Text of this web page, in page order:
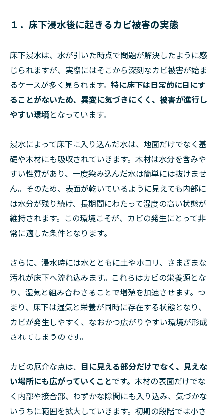
１．床下浸水後に起きるカビ被害の実態
床下浸水は、水が引いた時点で問題が解決したように感
じられますが、実際にはそこから深刻なカビ被害が始ま
るケースが多く見られます。 特に床下は日常的に目にす
ることがないため、異変に気づきにくく、被害が進行し
やすい環境となっています。
浸水によって床下に入り込んだ水は、地面だけでなく基
礎や木材にも吸収されていきます。木材は水分を含みや
すい性質があり、一度染み込んだ水は簡単には抜けませ
ん。そのため、表面が乾いているように見えても内部に
は水分が残り続け、長期間にわたって湿度の高い状態が
維持されます。この環境こそが、カビの発生にとって非
常に適した条件となります。
さらに、浸水時には水とともに土やホコリ、さまざまな
汚れが床下へ流れ込みます。これらはカビの栄養源とな
り、湿気と組み合わさることで増殖を加速させます。つ
まり、床下は湿気と栄養が同時に存在する状態となり、
カビが発生しやすく、なおかつ広がりやすい環境が形成
されてしまうのです。
カビの厄介な点は、 目に見える部分だけでなく、見えな
い場所にも広がっていくことです。木材の表面だけでな
く内部や接合部、わずかな隙間にも入り込み、気づかな
いうちに範囲を拡大していきます。初期の段階では小さ